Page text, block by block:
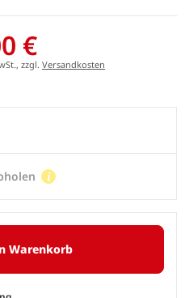
€
zzgl. Versandkosten
Warenkorb